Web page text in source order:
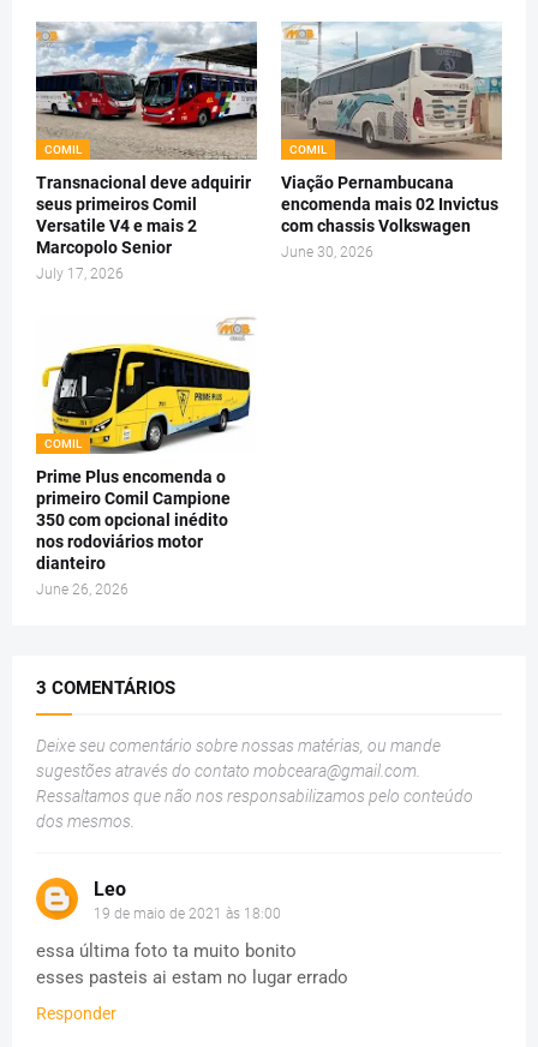
COMIL
Transnacional deve adquirir
seus primeiros Comil
Versatile V4 e mais 2
Marcopolo Senior
July 17, 2026
COMIL
Viação Pernambucana
encomenda mais 02 Invictus
com chassis Volkswagen
June 30, 2026
COMIL
Prime Plus encomenda o
primeiro Comil Campione
350 com opcional inédito
nos rodoviários motor
dianteiro
June 26, 2026
3 COMENTÁRIOS
Deixe seu comentário sobre nossas matérias, ou mande
sugestões através do contato mobceara@gmail.com
Ressaltamos que não nos responsabilizamos pelo conteúdo
dos mesmos.
Leo
19 de maio de 2021 às 18:00
essa última foto ta muito bonito
esses pasteis ai estam no lugar errado
Responder